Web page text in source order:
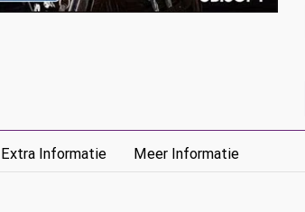
Extra Informatie Meer Informatie